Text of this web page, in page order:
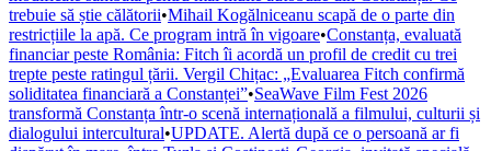
trebuie să știe călătorii•Mihail Kogălniceanu scapă de o parte din
restricțiile la apă. Ce program intră în vigoare•Constanța, evaluată
financiar peste România: Fitch îi acordă un profil de credit cu trei
trepte peste ratingul țării. Vergil Chițac: „Evaluarea Fitch confirmă
soliditatea financiară a Constanței”•SeaWave Film Fest 2026
transformă Constanța într-o scenă internațională a filmului, culturii și
dialogului intercultural•UPDATE. Alertă după ce o persoană ar fi